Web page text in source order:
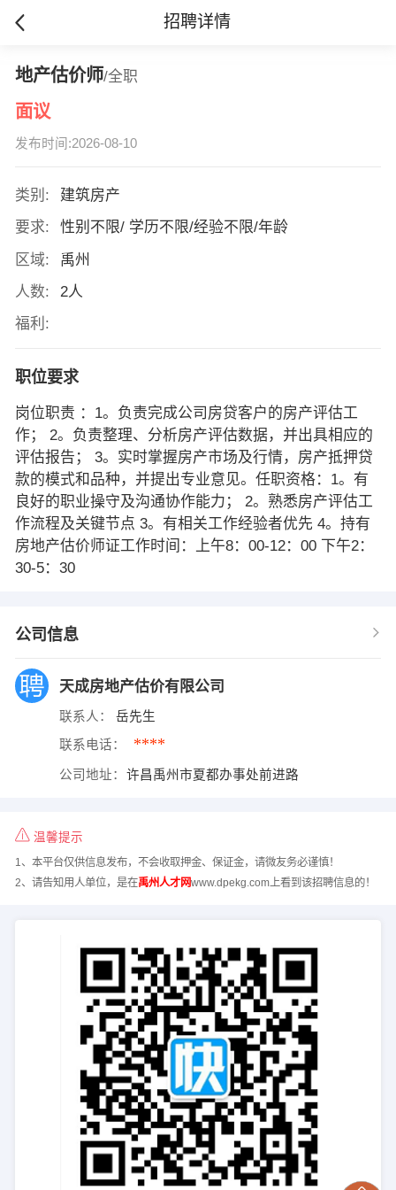
招聘详情
地产估价师/全职
面议
发布时间:2026-08-10
类别:
建筑房产
要求:
性别不限/ 学历不限/经验不限/年龄
区域:
禹州
人数:
2人
福利:
职位要求
岗位职责 ：1。负责完成公司房贷客户的房产评估工
作； 2。负责整理、分析房产评估数据，并出具相应的
评估报告； 3。实时掌握房产市场及行情，房产抵押贷
款的模式和品种，并提出专业意见。任职资格：1。有
良好的职业操守及沟通协作能力； 2。熟悉房产评估工
作流程及关键节点 3。有相关工作经验者优先 4。持有
房地产估价师证工作时间：上午8：00-12：00 下午2：
30-5：30
公司信息
天成房地产估价有限公司
联系人： 岳先生
联系电话： ****
公司地址： 许昌禹州市夏都办事处前进路
温馨提示
1、本平台仅供信息发布，不会收取押金、保证金，请微友务必谨慎！
2、请告知用人单位，是在禹州人才网www.dpekg.com上看到该招聘信息的！